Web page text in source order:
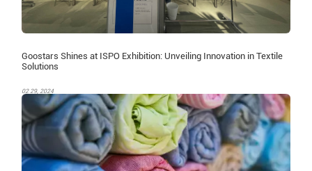
Goostars Shines at ISPO Exhibition: Unveiling Innovation in Textile
Solutions
02 29, 2024